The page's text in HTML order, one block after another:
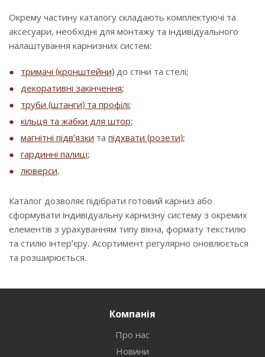
Окрему частину каталогу складають комплектуючі та
аксесуари, необхідні для монтажу та індивідуального
налаштування карнизних систем:
тримачі (кронштейни) до стіни та стелі;
декоративні закінчення;
труби (штанги) та профілі;
кільця та жабки для штор;
магнітні підв’язки та підхвати (розети);
гардинні палиці;
люверси.
Каталог дозволяє підібрати готовий карниз або
сформувати індивідуальну карнизну систему з окремих
елементів з урахуванням типу вікна, формату текстилю
та стилю інтер’єру. Асортимент регулярно оновлюється
та розширюється.
Компанія
Про нас
Новини